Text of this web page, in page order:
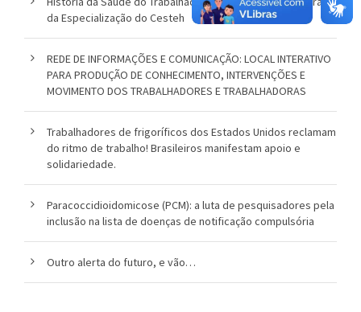
da Especialização do Cesteh
REDE DE INFORMAÇÕES E COMUNICAÇÃO: LOCAL INTERATIVO
PARA PRODUÇÃO DE CONHECIMENTO, INTERVENÇÕES E
MOVIMENTO DOS TRABALHADORES E TRABALHADORAS
Trabalhadores de frigoríficos dos Estados Unidos reclamam
do ritmo de trabalho! Brasileiros manifestam apoio e
solidariedade.
Paracoccidioidomicose (PCM): a luta de pesquisadores pela
inclusão na lista de doenças de notificação compulsória
Outro alerta do futuro, e vão…